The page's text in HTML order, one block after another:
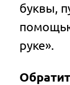
буквы,
руке».